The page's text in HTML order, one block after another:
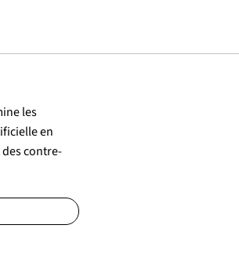
les
en
contre-